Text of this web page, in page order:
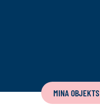
MINA OBJEKTS